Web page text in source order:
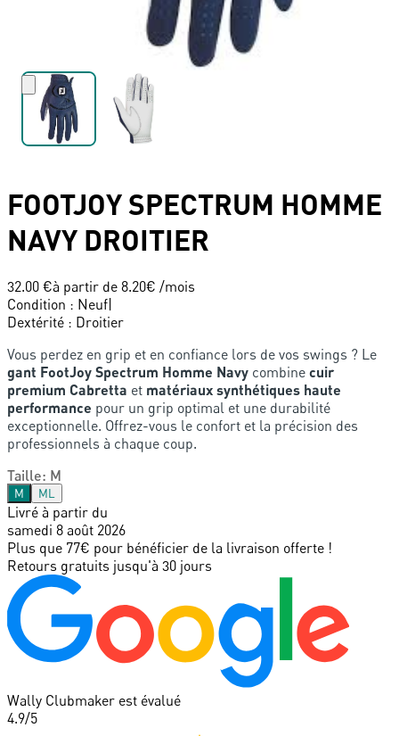
FOOTJOY SPECTRUM HOMME
NAVY DROITIER
32.00 €à partir de 8.20€ /mois
Condition : Neuf|
Dextérité : Droitier
Vous perdez en grip et en confiance lors de vos swings ? Le
gant FootJoy Spectrum Homme Navy combine cuir
premium Cabretta et matériaux synthétiques haute
performance pour un grip optimal et une durabilité
exceptionnelle. Offrez-vous le confort et la précision des
professionnels à chaque coup.
Taille: M
M ML
Livré à partir du
samedi 8 août 2026
Plus que 77€ pour bénéficier de la livraison offerte !
Retours gratuits jusqu'à 30 jours
Wally Clubmaker est évalué
4.9/5